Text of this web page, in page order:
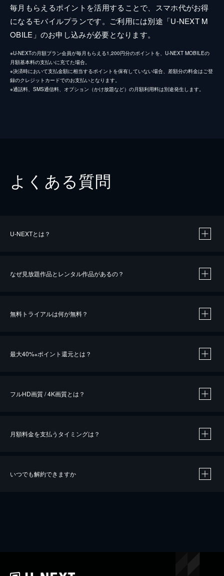
毎月もらえるポイントを活用することで、スマホ代がお得
になるモバイルプランです。ご利用には別途「U-NEXT M
OBILE」のお申し込みが必要となります。
※U-NEXTの月額プラン会員が毎月もらえる1,200円分のポイントを、U-NEXT MOBILEの
月額基本料の支払いに充てた場合。
※決済時において支払金額に相当するポイントを保有していない場合、差額分の料金はご登
録のクレジットカードでのお支払いとなります。
※通話料、SMS通信料、オプション（かけ放題など）の月額利用料は別途発生します。
よくある質問
U-NEXTとは？
なぜ見放題作品とレンタル作品があるの？
無料トライアルは何が無料？
最大40%※ポイント還元とは？
※40％ポイント還元の対象は、クレジットカード決済による作品の購入 / レンタルです。
iOSアプリのUコイン決済による作品の購入 / レンタルは、20％のポイント還元です。
フルHD画質 / 4K画質とは？
月額料金を支払うタイミングは？
いつでも解約できますか